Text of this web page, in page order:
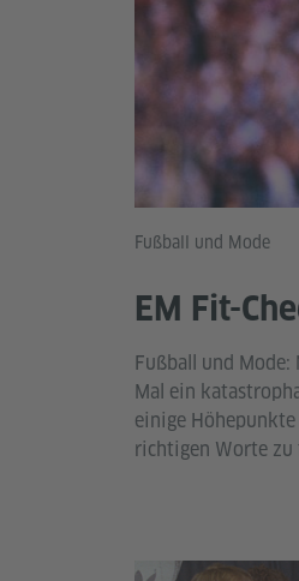
Fußball und Mode
EM Fit-
Fußball und Mode:
Mal ein
einige
richtigen Worte zu